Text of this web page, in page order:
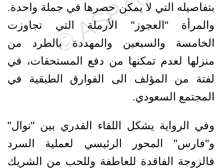
بتفاصيله التي لا يمكن حصرها في جملة واحدة.
والمرأة "العجوز" الأرملة التي تجاوزت
الخامسة والسبعين والمهددة بالطرد من
منزلها لعدم تمكنها من دفع المستحقات، في
لفتة من المؤلف الى الفوارق الطبقية في
المجتمع السعودي.
وفي الرواية يشكل اللقاء القدري بين "نوال"
و"فارس" المحور الرئيسي لعملية السرد
فالزوجة الفاقدة للعاطفة وللحب من الشريك